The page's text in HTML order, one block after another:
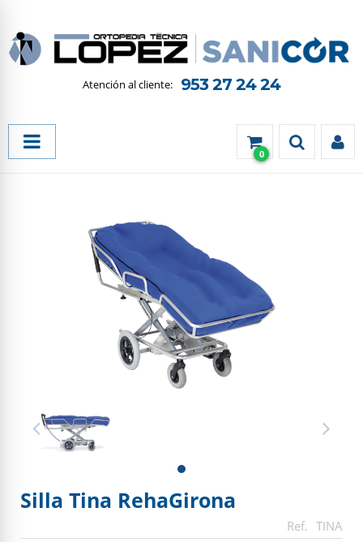
953 27 24 24
0
Silla Tina RehaGirona
TINA